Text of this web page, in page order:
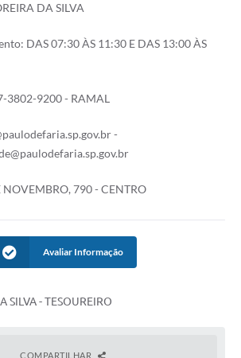
DA SILVA
DAS 07:30 ÀS 11:30 E DAS 13:00 ÀS
3802-9200 - RAMAL
-
NOVEMBRO, 790 - CENTRO
Avaliar Informação
SILVA - TESOUREIRO
COMPARTILHAR